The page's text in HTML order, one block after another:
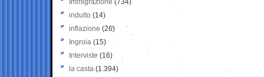
Immigrazione (734)
indulto (14)
inflazione (26)
Ingroia (15)
Interviste (16)
la casta (1.394)